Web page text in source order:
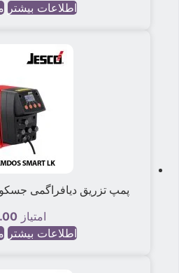
اطلاعات بیشتر
پمپ تزریق دیافراگمی جسکو MEMDOS SMART LK
امتیاز
اطلاعات بیشتر